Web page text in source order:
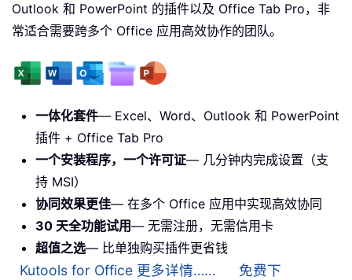
Outlook 和 PowerPoint 的插件以及 Office Tab Pro，非
常适合需要跨多个 Office 应用高效协作的团队。
一体化套件— Excel、Word、Outlook 和 PowerPoint
插件 + Office Tab Pro
一个安装程序，一个许可证— 几分钟内完成设置（支
持 MSI）
协同效果更佳— 在多个 Office 应用中实现高效协同
30 天全功能试用— 无需注册，无需信用卡
超值之选— 比单独购买插件更省钱
Kutools for Office 更多详情……
免费下